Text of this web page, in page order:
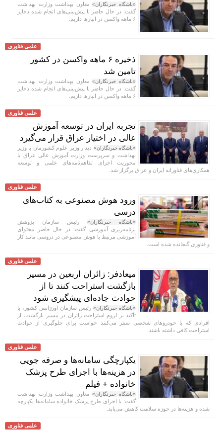
«باشگاه خبرنگاران»معاون بهداشت وزارت بهداشت
گفت: در حال حاضر با پیش‌بینی‌های انجام شده ذخایر
۶ ماهه واکسن در انبار‌ها داریم.
علمی فناوری
ذخیره ۶ ماهه واکسن در کشور
تامین شد
«باشگاه خبرنگاران»معاون بهداشت وزارت بهداشت
گفت: در حال حاضر با پیش‌بینی‌های انجام شده ذخایر
۶ ماهه واکسن در انبار‌ها داریم.
علمی فناوری
تجربه ایران در توسعه آموزش
عالی در اختیار عراق قرار می‌گیرد
«باشگاه خبرنگاران» دیدار وزیر علوم کشورمان با وزیر
بهداشت و سرپرست وزارت آموزش عالی عراق با
محوریت اجرای تفاهم‌نامه‌های علمی و توسعه
همکاری‌های فناورانه ایران و عراق برگزار شد.
علمی فناوری
ورود هوش مصنوعی به کتاب‌های
درسی
«باشگاه خبرنگاران» رئیس سازمان پژوهش
برنامه‌ریزی آموزشی گفت: در حال حاضر محتوای
آموزشی مرتبط با هوش مصنوعی در دروسی مانند کار
و فناوری گنجانده شده است.
علمی فناوری
میعادفر: زائران اربعین در مسیر
بازگشت استراحت کنند تا از
حوادث جاده‌ای پیشگیری شود
«باشگاه خبرنگاران» رئیس سازمان اورژانس کشور، با
تأکید بر لزوم استراحت زائران در مسیر بازگشت، از
افرادی که با خودروهای شخصی سفر می‌کنند خواست برای جلوگیری از حوادث
استراحت کافی داشته باشند.
علمی فناوری
یکپارچگی سامانه‌ها و صرفه جویی
در هزینه‌ها با اجرای طرح پزشک
خانواده + فیلم
«باشگاه خبرنگاران»معاون بهداشت وزارت بهداشت
گفت: با اجرای طرح پزشک خانواده سامانه‌ها یکپارچه
شده و هزینه‌ها در حوزه سلامت کاهش می‌یابد.
علمی فناوری